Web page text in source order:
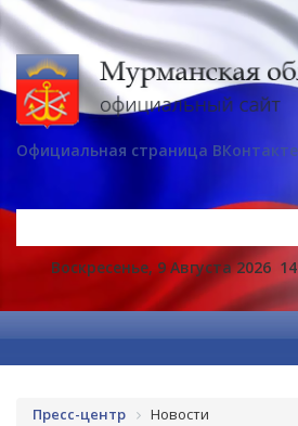
Официальная страница ВКонтакте
Воскресенье, 9 Августа 2026
Пресс-центр Новости